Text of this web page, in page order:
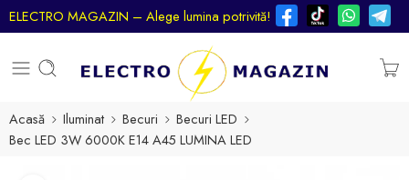
ELECTRO MAGAZIN – Alege lumina potrivită!
Acasă Iluminat Becuri
Becuri LED
Bec LED 3W 6000К E14 A45 LUMINA LED